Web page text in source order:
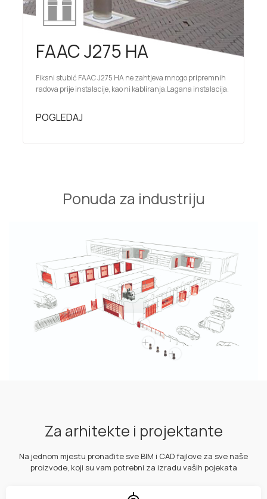
FAAC J275 HA
Fiksni stubić FAAC J275 HA ne zahtjeva mnogo pripremnih
radova prije instalacije, kao ni kabliranja.Lagana instalacija.
POGLEDAJ
Ponuda za industriju
Za arhitekte i projektante
Na jednom mjestu pronađite sve BIM i CAD fajlove za sve naše
proizvode, koji su vam potrebni za izradu vaših pojekata